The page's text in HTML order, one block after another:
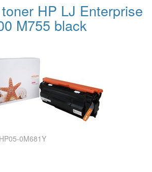
HP LJ Enterprise
M755 black
0M681Y